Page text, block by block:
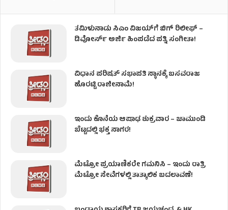
ತಮಿಳುನಾಡು ಸಿಎಂ ವಿಜಯ್‌ಗೆ ಬಿಗ್ ರಿಲೀಫ್ –
ಡಿವೋರ್ಸ್ ಅರ್ಜಿ ಹಿಂಪಡೆದ ಪತ್ನಿ ಸಂಗೀತಾ!
ವಿಧಾನ ಪರಿಷತ್ ಸಭಾಪತಿ ಸ್ಥಾನಕ್ಕೆ ಬಸವರಾಜ
ಹೊರಟ್ಟಿ ರಾಜೀನಾಮೆ!
ಇಂದು ಕೊನೆಯ ಆಷಾಢ ಶುಕ್ರವಾರ – ಚಾಮುಂಡಿ
ಬೆಟ್ಟದಲ್ಲಿ ಭಕ್ತ ಸಾಗರ!
ಮೆಟ್ರೋ ಪ್ರಯಾಣಿಕರೇ ಗಮನಿಸಿ – ಇಂದು ರಾತ್ರಿ
ಮೆಟ್ರೋ ಸೇವೆಗಳಲ್ಲಿ ತಾತ್ಕಾಲಿಕ ಬದಲಾವಣೆ!